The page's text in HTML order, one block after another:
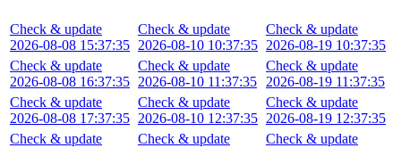
Check & update
2026-08-08 15:37:35
Check & update
2026-08-08 16:37:35
Check & update
2026-08-08 17:37:35
Check & update
Check & update
2026-08-10 10:37:35
Check & update
2026-08-10 11:37:35
Check & update
2026-08-10 12:37:35
Check & update
Check & update
2026-08-19 10:37:35
Check & update
2026-08-19 11:37:35
Check & update
2026-08-19 12:37:35
Check & update